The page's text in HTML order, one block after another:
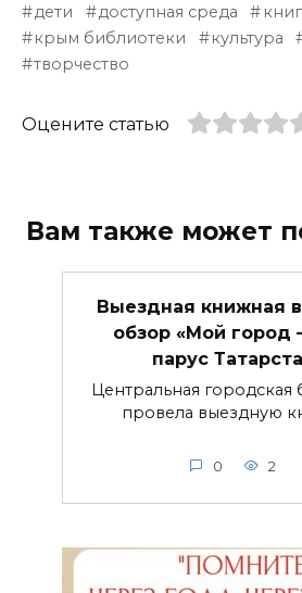
дети
доступная среда
крым библиотеки
культура
творчество
Оцените статью
Вам также может
Выездная книжная
обзор «Мой город
парус
Центральная городская
провела выездную
0 2